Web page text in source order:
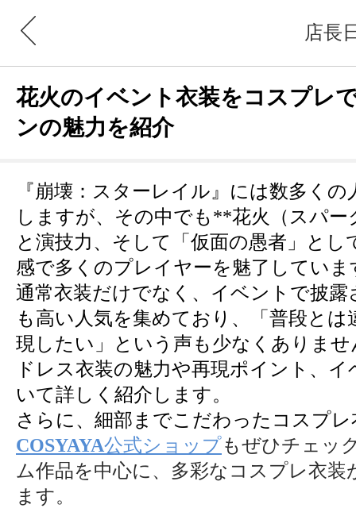
店長
花火のイベント衣装をコスプレ
ンの魅力を紹介
『崩壊：スターレイル』には数多く
しますが、その中でも**花火（スパ
と演技力、そして「仮面の愚者」と
感で多くのプレイヤーを魅了していま
通常衣装だけでなく、イベントで披
も高い人気を集めており、「普段と
現したい」という声も少なくありま
ドレス衣装の魅力や再現ポイント、
いて詳しく紹介します。
さらに、細部までこだわったコスプ
COSYAYA公式ショップもぜひチェッ
ム作品を中心に、多彩なコスプレ衣
ます。